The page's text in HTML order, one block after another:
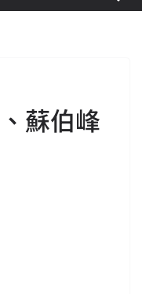
蘇伯峰